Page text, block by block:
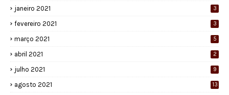
janeiro 2021 3
fevereiro 2021 3
março 2021 5
abril 2021 2
julho 2021 9
agosto 2021 13